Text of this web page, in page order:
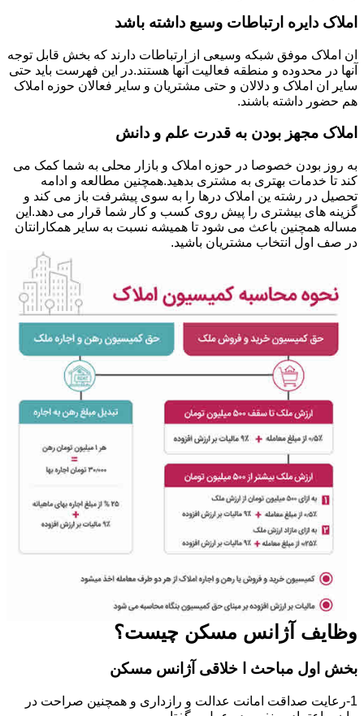
املاک دایره ارتباطات وسیع داشته باشد
ان املاک موفق شبکه وسیعی از ارتباطات دارند که بخش قابل توجه
آنها در محدوده و منطقه فعالیت آنها هستند.در این فهرست باید حتی
سایر ان املاک و دلالان و حتی مشتریان و سایر فعالان حوزه املاک
هم حضور داشته باشند.
املاک مجهز بودن به قدرت علم و دانش
به روز بودن خصوصا در حوزه املاک و بازار محلی به شما کمک می
کند تا خدمات بهتری به مشتری بدهید.همچنین مطالعه و ادامه
تحصیل در رشته ین املاک درها را به سوی پیشرفت باز می کند و
گزینه های بیشتری را پیش روی کسب و کار شما قرار می دهد.این
مساله همچنین باعث می شود تا همیشه نسبت به سایر همکارانتان
در صف اول انتخاب مشتریان باشید.
وظایف آژانس مسکن چیست؟
بخش اول مباحث ا خلاقی آژانس مسکن
1-رعایت صداقت امانت عدالت و رازداری و همچنین صراحت در